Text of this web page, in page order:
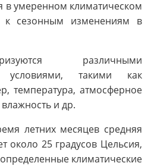
в умеренном климатическом
к сезонным изменениям в
различными
условиями, такими как
температура, атмосферное
и др.
летних месяцев средняя
около 25 градусов Цельсия,
климатические